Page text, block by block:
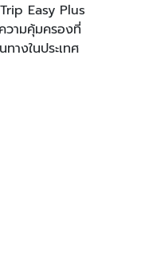
Easy Plus
วามคุ้มครองที่
างในประเทศ